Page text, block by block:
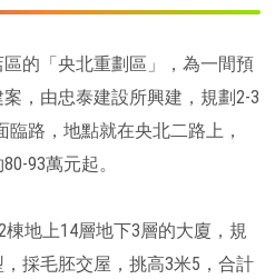
區的「央北重劃區」，為一間預
，由忠泰建設所興建，規劃2-3
臨路，地點就在央北二路上，
93萬元起。
地上14層地下3層的大廈，規
採毛胚交屋，挑高3米5，合計